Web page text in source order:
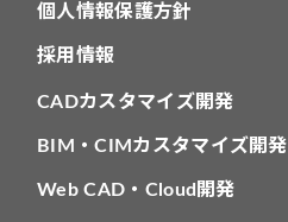
個人情報保護方針
採用情報
CADカスタマイズ開発
BIM・CIMカスタマイズ開発
Web CAD・Cloud開発